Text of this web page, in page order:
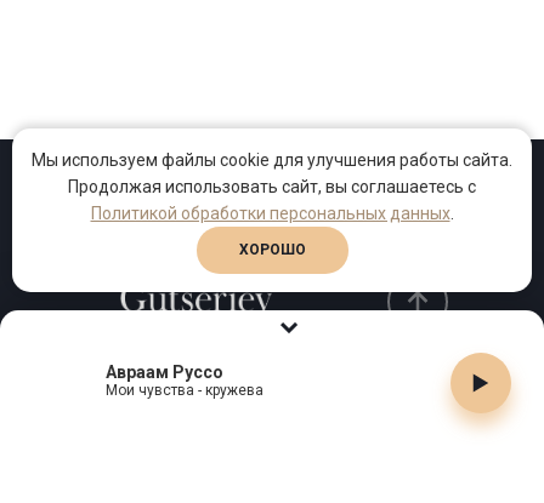
Авраам Руссо
Мои чувства - кружева
Проекты Песни Клипы
Телефон:+7 (495) 909-99-40
Мы используем файлы cookie для улучшения работы сайта.
Продолжая использовать сайт, вы соглашаетесь с
Политикой обработки персональных данных.
ХОРОШО